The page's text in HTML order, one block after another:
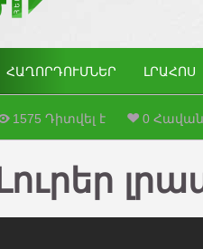
ՀԱՂՈՐԴՈՒՄՆԵՐ ԼՐԱՀՈՍ
1575 Դիտվել է 0
Լուրեր